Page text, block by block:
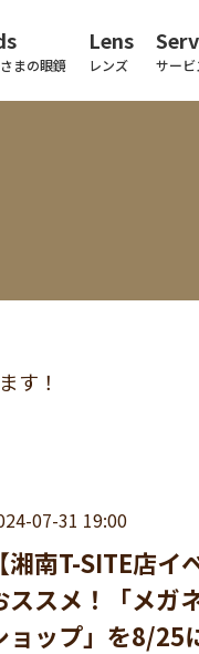
まの眼鏡
Lens
レンズ サー
す！
07-31 19:00
【湘南T-SITE店
ススメ！「メガ
ョップ」を8/25